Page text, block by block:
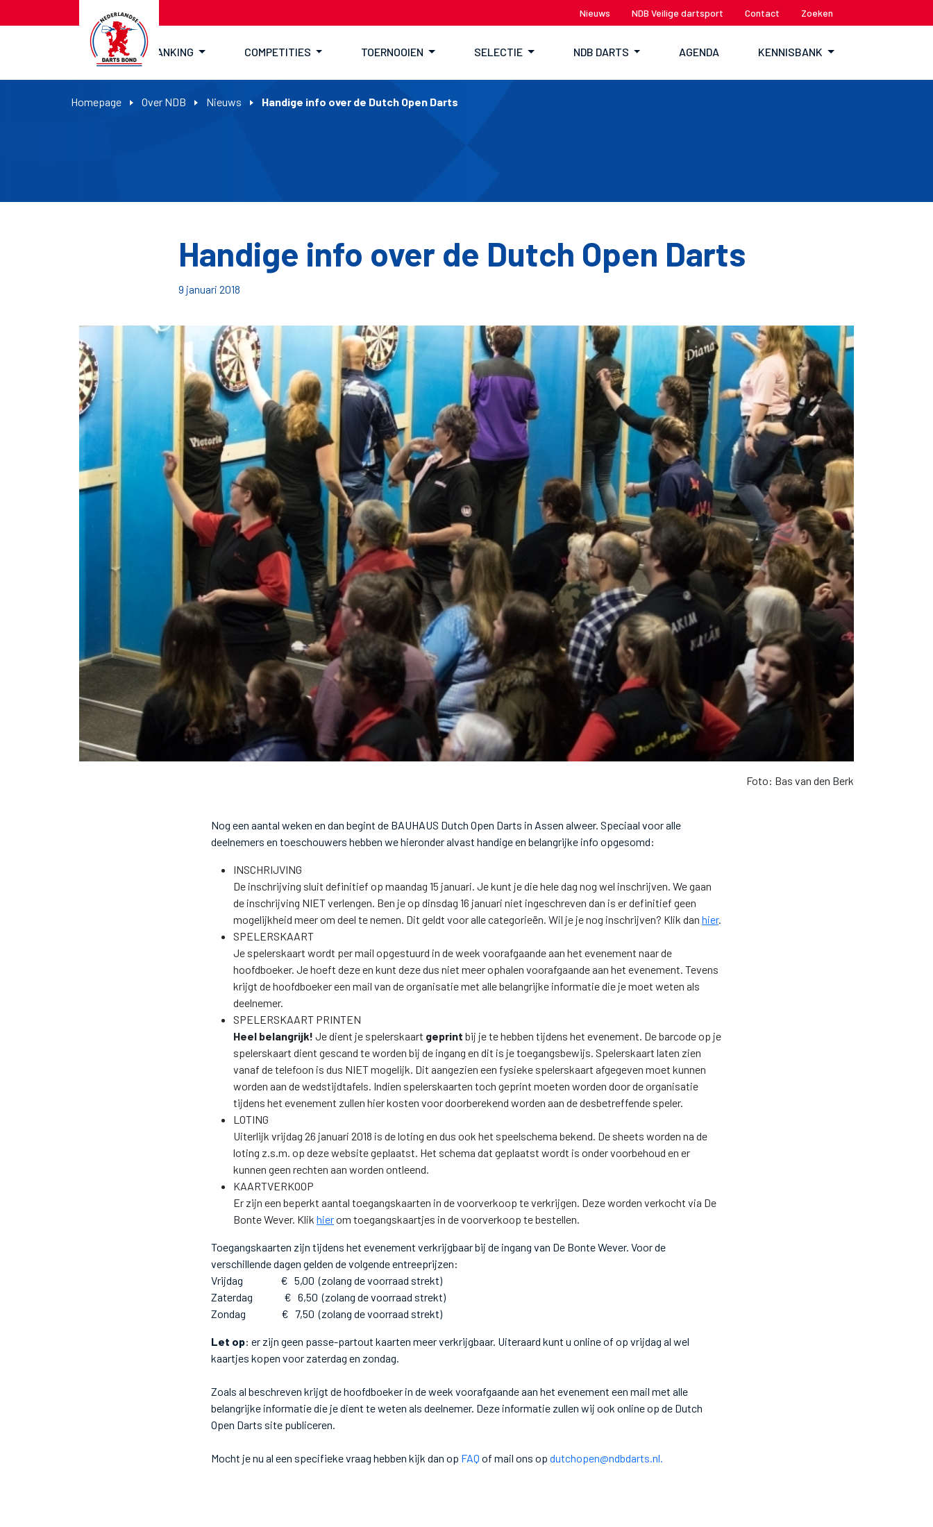
Nieuws NDB Veilige dartsport Contact Zoeken
RANKING COMPETITIES TOERNOOIEN SELECTIE NDB DARTS AGENDA KENNISBANK
Homepage Over NDB Nieuws Handige info over de Dutch Open Darts
Handige info over de Dutch Open Darts
9 januari 2018
Foto: Bas van den Berk
Nog een aantal weken en dan begint de BAUHAUS Dutch Open Darts in Assen alweer. Speciaal voor alle
deelnemers en toeschouwers hebben we hieronder alvast handige en belangrijke info opgesomd:
INSCHRIJVING
De inschrijving sluit definitief op maandag 15 januari. Je kunt je die hele dag nog wel inschrijven. We gaan
de inschrijving NIET verlengen. Ben je op dinsdag 16 januari niet ingeschreven dan is er definitief geen
mogelijkheid meer om deel te nemen. Dit geldt voor alle categorieën. Wil je je nog inschrijven? Klik dan hier.
SPELERSKAART
Je spelerskaart wordt per mail opgestuurd in de week voorafgaande aan het evenement naar de
hoofdboeker. Je hoeft deze en kunt deze dus niet meer ophalen voorafgaande aan het evenement. Tevens
krijgt de hoofdboeker een mail van de organisatie met alle belangrijke informatie die je moet weten als
deelnemer.
SPELERSKAART PRINTEN
Heel belangrijk! Je dient je spelerskaart geprint bij je te hebben tijdens het evenement. De barcode op je
spelerskaart dient gescand te worden bij de ingang en dit is je toegangsbewijs. Spelerskaart laten zien
vanaf de telefoon is dus NIET mogelijk. Dit aangezien een fysieke spelerskaart afgegeven moet kunnen
worden aan de wedstijdtafels. Indien spelerskaarten toch geprint moeten worden door de organisatie
tijdens het evenement zullen hier kosten voor doorberekend worden aan de desbetreffende speler.
LOTING
Uiterlijk vrijdag 26 januari 2018 is de loting en dus ook het speelschema bekend. De sheets worden na de
loting z.s.m. op deze website geplaatst. Het schema dat geplaatst wordt is onder voorbehoud en er
kunnen geen rechten aan worden ontleend.
KAARTVERKOOP
Er zijn een beperkt aantal toegangskaarten in de voorverkoop te verkrijgen. Deze worden verkocht via De
Bonte Wever. Klik hierom toegangskaartjes in de voorverkoop te bestellen.
Toegangskaarten zijn tijdens het evenement verkrijgbaar bij de ingang van De Bonte Wever. Voor de
verschillende dagen gelden de volgende entreeprijzen:
Vrijdag € 5,00 (zolang de voorraad strekt)
Zaterdag € 6,50 (zolang de voorraad strekt)
Zondag € 7,50 (zolang de voorraad strekt)
Let op: er zijn geen passe-partout kaarten meer verkrijgbaar. Uiteraard kunt u online of op vrijdag al wel
kaartjes kopen voor zaterdag en zondag.
Zoals al beschreven krijgt de hoofdboeker in de week voorafgaande aan het evenement een mail met alle
belangrijke informatie die je dient te weten als deelnemer. Deze informatie zullen wij ook online op de Dutch
Open Darts site publiceren.
Mocht je nu al een specifieke vraag hebben kijk dan op FAQ of mail ons op dutchopen@ndbdarts.nl.